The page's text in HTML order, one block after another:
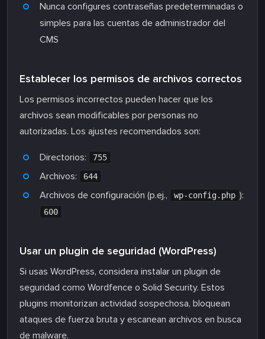
Nunca configures contraseñas predeterminadas o
simples para las cuentas de administrador del
CMS
Establecer los permisos de archivos correctos
Los permisos incorrectos pueden hacer que los
archivos sean modificables por personas no
autorizadas. Los ajustes recomendados son:
Directorios: 755
Archivos: 644
Archivos de configuración (p.ej., wp-config.php ):
600
Usar un plugin de seguridad (WordPress)
Si usas WordPress, considera instalar un plugin de
seguridad como Wordfence o Solid Security. Estos
plugins monitorizan actividad sospechosa, bloquean
ataques de fuerza bruta y escanean archivos en busca
de malware.